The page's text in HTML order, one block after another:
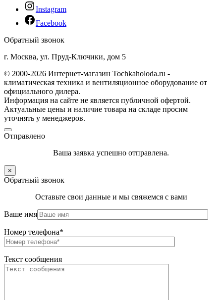
Instagram
Facebook
Обратный звонок
г. Москва, ул. Пруд-Ключики, дом 5
© 2000-2026 Интернет-магазин Tochkaholoda.ru -
климатическая техника и вентиляционное оборудование от
официального дилера.
Информация на сайте не является публичной офертой.
Актуальные цены и наличие товара на складе просим
уточнять у менеджеров.
Отправлено
Ваша заявка успешно отправлена.
×
Обратный звонок
Оставьте свои данные и мы свяжемся с вами
Ваше имя
Номер телефона*
Текст сообщения